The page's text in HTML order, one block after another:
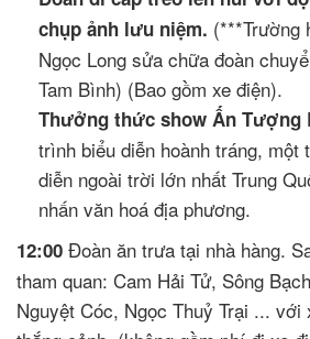
chụp ảnh lưu niệm. (***Trường
Ngọc Long sửa chữa đoàn
Tam Bình) (Bao gồm xe điện).
Thưởng thức show Ấn Tượng
trình biểu diễn hoành tráng, một
diễn ngoài trời lớn nhất Trung
nhấn văn hoá địa phương.
12:00 Đoàn ăn trưa tại nhà hàng.
tham quan: Cam Hải Tử, Sông
Nguyệt Cóc, Ngọc Thuỷ Trại ... với